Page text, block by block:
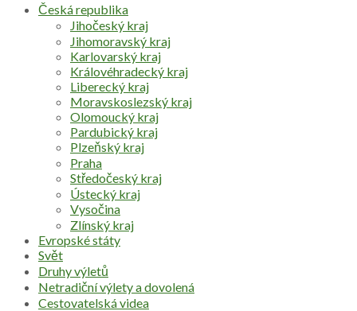
Česká republika
Jihočeský kraj
Jihomoravský kraj
Karlovarský kraj
Královéhradecký kraj
Liberecký kraj
Moravskoslezský kraj
Olomoucký kraj
Pardubický kraj
Plzeňský kraj
Praha
Středočeský kraj
Ústecký kraj
Vysočina
Zlínský kraj
Evropské státy
Svět
Druhy výletů
Netradiční výlety a dovolená
Cestovatelská videa